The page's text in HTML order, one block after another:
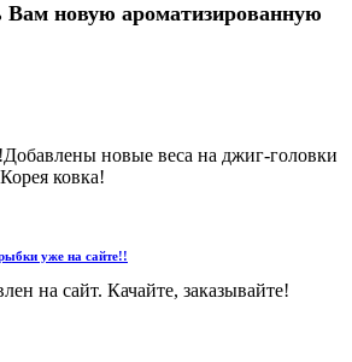
Вам новую ароматизированную
новые веса на джиг-головки
ковка!
уже на сайте!!
на сайт. Качайте, заказывайте!